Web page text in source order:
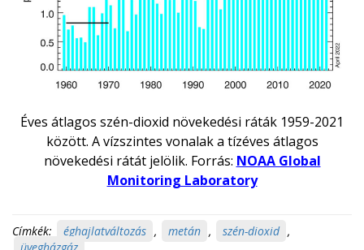
Éves átlagos szén-dioxid növekedési ráták 1959-2021
között. A vízszintes vonalak a tízéves átlagos
növekedési rátát jelölik. Forrás: NOAA Global
Monitoring Laboratory
Címkék: éghajlatváltozás , metán , szén-dioxid ,